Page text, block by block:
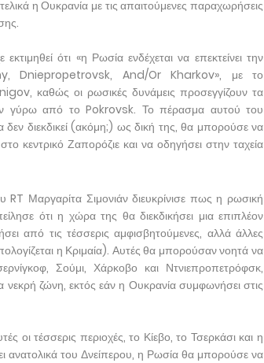
η Ουκρανία με τις απαιτούμενες παραχωρήσεις
ότι «η Ρωσία ενδέχεται να επεκτείνει την
Dniepropetrovsk, And/Or Kharkov», με το
καθώς οι ρωσικές δυνάμεις προσεγγίζουν τα
από το Pokrovsk. Το πέρασμα αυτού του
διεκδικεί (ακόμη;) ως δική της, θα μπορούσε να
κεντρικό Ζαπορόζιε και να οδηγήσει στην ταχεία
Μαργαρίτα Σιμονιάν διευκρίνισε πως η ρωσική
ότι η χώρα της θα διεκδικήσει μια επιπλέον
από τις τέσσερις αμφισβητούμενες, αλλά άλλες
η Κριμαία). Αυτές θα μπορούσαν νοητά να
Σούμι, Χάρκοβο και Ντνιεπροπετρόφσκ,
νεκρή ζώνη, εκτός εάν η Ουκρανία συμφωνήσει στις
οι τέσσερις περιοχές, το Κίεβο, το Τσερκάσι και η
ανατολικά του Δνείπερου, η Ρωσία θα μπορούσε να